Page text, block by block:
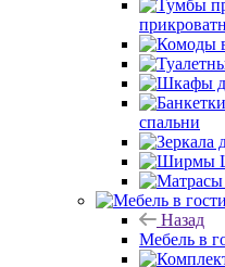
спальни
Назад
Мебель в